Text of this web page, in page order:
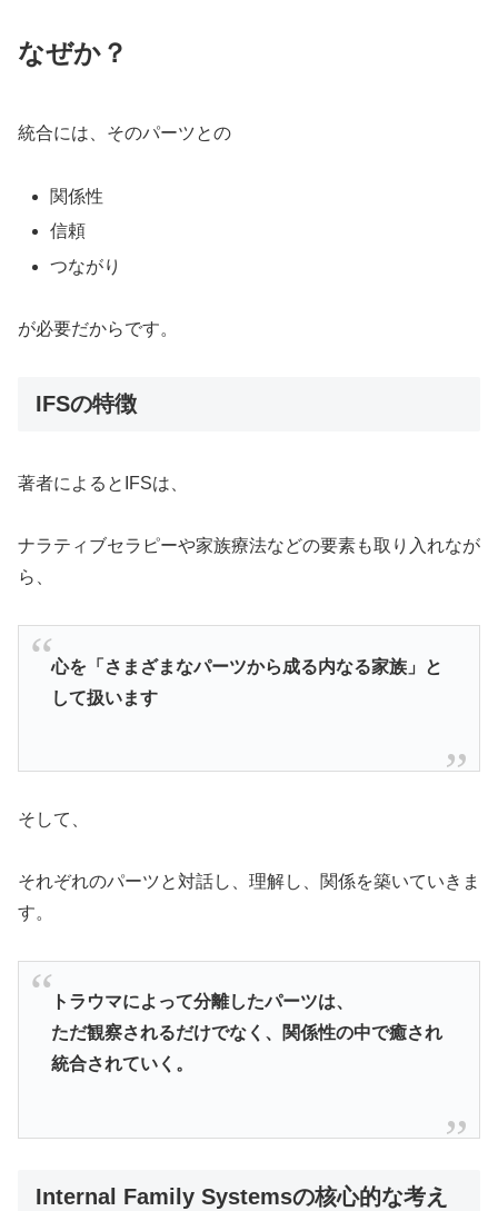
なぜか？
統合には、そのパーツとの
関係性
信頼
つながり
が必要だからです。
IFSの特徴
著者によるとIFSは、
ナラティブセラピーや家族療法などの要素も取り入れなが
ら、
心を「さまざまなパーツから成る内なる家族」と
して扱います
そして、
それぞれのパーツと対話し、理解し、関係を築いていきま
す。
トラウマによって分離したパーツは、
ただ観察されるだけでなく、関係性の中で癒され
統合されていく。
Internal Family Systemsの核心的な考え